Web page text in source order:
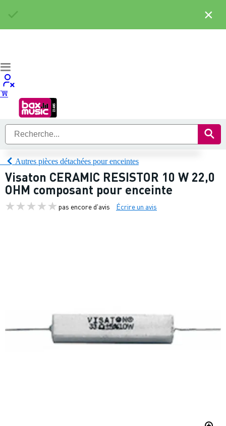
Autres pièces détachées pour enceintes
Visaton CERAMIC RESISTOR 10 W 22,0
OHM composant pour enceinte
pas encore d'avis Écrire un avis
×